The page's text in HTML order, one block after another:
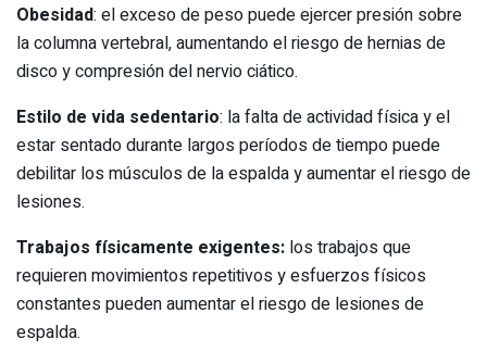
Obesidad: el exceso de peso puede ejercer presión sobre
la columna vertebral, aumentando el riesgo de hernias de
disco y compresión del nervio ciático.
Estilo de vida sedentario: la falta de actividad física y el
estar sentado durante largos períodos de tiempo puede
debilitar los músculos de la espalda y aumentar el riesgo de
lesiones.
Trabajos físicamente exigentes: los trabajos que
requieren movimientos repetitivos y esfuerzos físicos
constantes pueden aumentar el riesgo de lesiones de
espalda.